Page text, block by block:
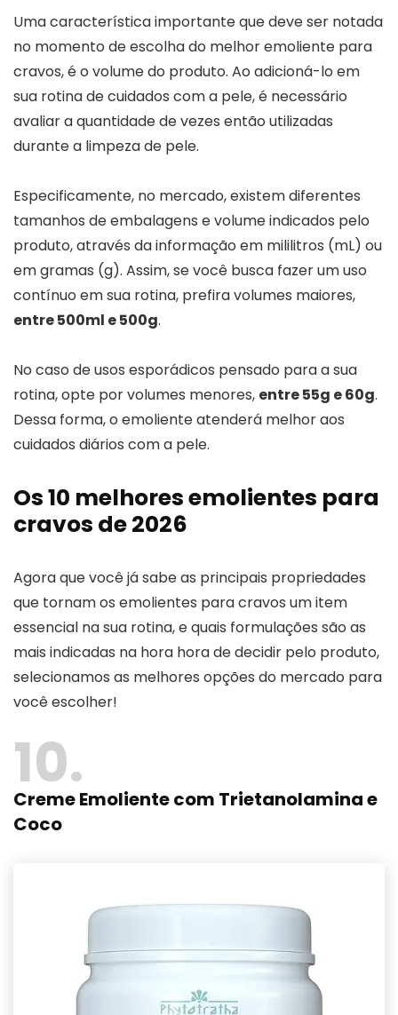
Uma característica importante que deve ser notada
no momento de escolha do melhor emoliente para
cravos, é o volume do produto. Ao adicioná-lo em
sua rotina de cuidados com a pele, é necessário
avaliar a quantidade de vezes então utilizadas
durante a limpeza de pele.
Especificamente, no mercado, existem diferentes
tamanhos de embalagens e volume indicados pelo
produto, através da informação em mililitros (mL) ou
em gramas (g). Assim, se você busca fazer um uso
contínuo em sua rotina, prefira volumes maiores,
entre 500ml e 500g.
No caso de usos esporádicos pensado para a sua
rotina, opte por volumes menores, entre 55g e 60g.
Dessa forma, o emoliente atenderá melhor aos
cuidados diários com a pele.
Os 10 melhores emolientes para
cravos de 2026
Agora que você já sabe as principais propriedades
que tornam os emolientes para cravos um item
essencial na sua rotina, e quais formulações são as
mais indicadas na hora hora de decidir pelo produto,
selecionamos as melhores opções do mercado para
você escolher!
10
Creme Emoliente com Trietanolamina e
Coco